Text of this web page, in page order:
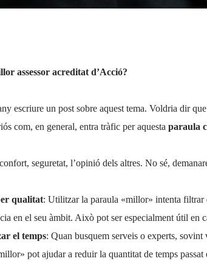
assessor acreditat d’Acció?
escriure un post sobre aquest tema. Voldria dir
com, en general, entra tràfic per aquesta paraula
seguretat, l’opinió dels altres. No sé,
qualitat: Utilitzar la paraula «millor» intenta filtrar
en el seu àmbit. Això pot ser especialment útil en
el temps: Quan busquem serveis o experts,
pot ajudar a reduir la quantitat de temps